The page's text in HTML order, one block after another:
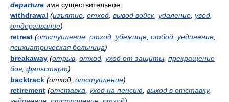
departure имя существительное:
withdrawal (изъятие отход вывод войск удаление увод
отдергивание)
retreat (отступление отход убежище отбой уединение
психиатрическая больница)
breakaway (отрыв отход уход от защиты прекращение
боя, фальстарт)
backtrack (отход, отступление)
retirement (отставка уход на пенсию выход в отставку,